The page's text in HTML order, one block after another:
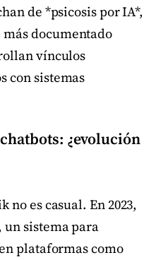
de *psicosis por IA*,
documentado
vínculos
con sistemas
¿evolución
no es casual. En 2023,
un sistema para
plataformas como